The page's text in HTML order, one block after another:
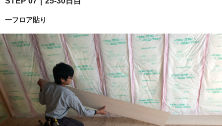
一フロア貼り